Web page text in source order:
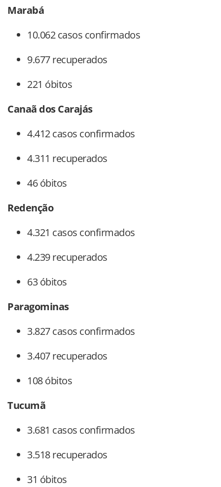
Marabá
10.062 casos confirmados
9.677 recuperados
221 óbitos
Canaã dos Carajás
4.412 casos confirmados
4.311 recuperados
46 óbitos
Redenção
4.321 casos confirmados
4.239 recuperados
63 óbitos
Paragominas
3.827 casos confirmados
3.407 recuperados
108 óbitos
Tucumã
3.681 casos confirmados
3.518 recuperados
31 óbitos